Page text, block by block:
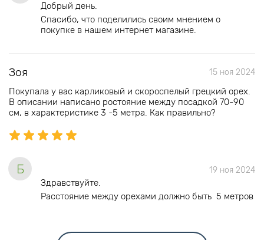
Добрый день.
Спасибо, что поделились своим мнением о
покупке в нашем интернет магазине.
Зоя 15 ноя 2024
Покупала у вас карликовый и скороспелый грецкий орех.
В описании написано ростояние между посадкой 70-90
см, в характеристике 3 -5 метра. Как правильно?
Б 19 ноя 2024
Здравствуйте.
Расстояние между орехами должно быть 5 метров